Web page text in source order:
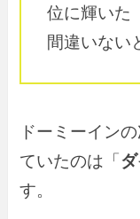
位に輝いた
間違いない
ドーミーイン
ていたのは「
す。